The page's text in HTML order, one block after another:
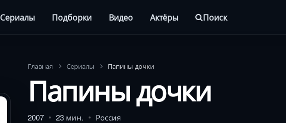
Сериалы Подборки Видео Актёры Поиск
Главная Сериалы Папины дочки
Папины дочки
2007 23 мин. Россия